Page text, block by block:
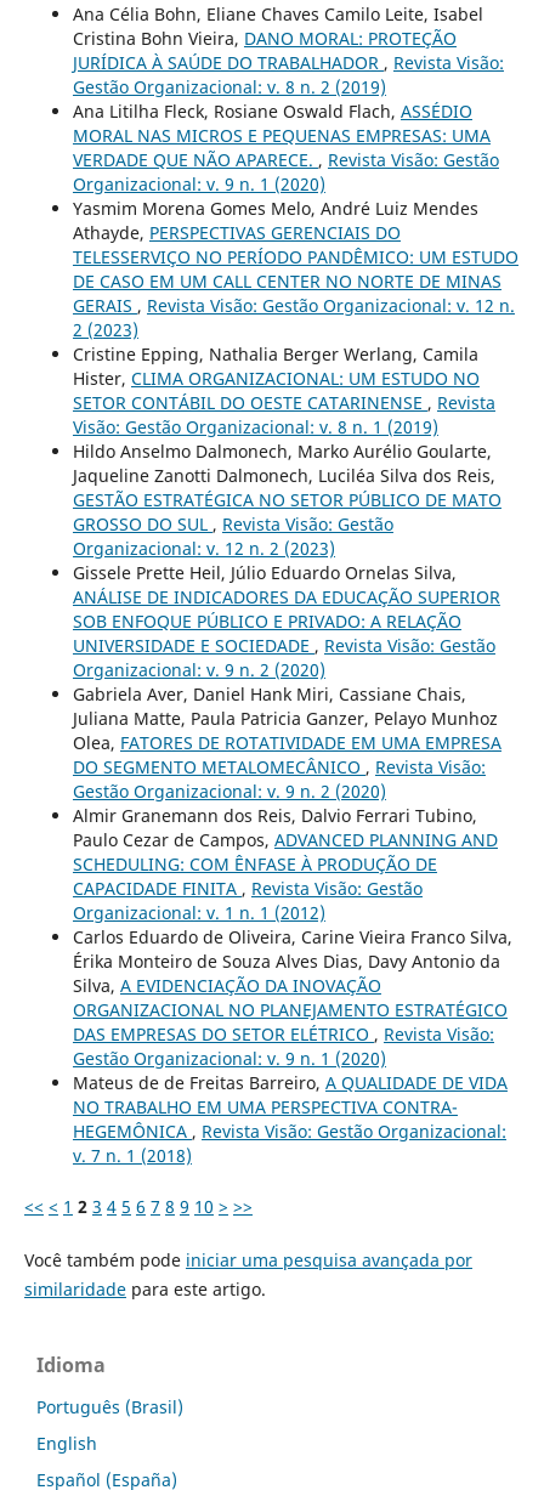
Ana Célia Bohn, Eliane Chaves Camilo Leite, Isabel
Cristina Bohn Vieira, DANO MORAL: PROTEÇÃO
JURÍDICA À SAÚDE DO TRABALHADOR , Revista Visão:
Gestão Organizacional: v. 8 n. 2 (2019)
Ana Litilha Fleck, Rosiane Oswald Flach, ASSÉDIO
MORAL NAS MICROS E PEQUENAS EMPRESAS: UMA
VERDADE QUE NÃO APARECE. , Revista Visão: Gestão
Organizacional: v. 9 n. 1 (2020)
Yasmim Morena Gomes Melo, André Luiz Mendes
Athayde, PERSPECTIVAS GERENCIAIS DO
TELESSERVIÇO NO PERÍODO PANDÊMICO: UM ESTUDO
DE CASO EM UM CALL CENTER NO NORTE DE MINAS
GERAIS , Revista Visão: Gestão Organizacional: v. 12 n.
2 (2023)
Cristine Epping, Nathalia Berger Werlang, Camila
Hister, CLIMA ORGANIZACIONAL: UM ESTUDO NO
SETOR CONTÁBIL DO OESTE CATARINENSE , Revista
Visão: Gestão Organizacional: v. 8 n. 1 (2019)
Hildo Anselmo Dalmonech, Marko Aurélio Goularte,
Jaqueline Zanotti Dalmonech, Luciléa Silva dos Reis,
GESTÃO ESTRATÉGICA NO SETOR PÚBLICO DE MATO
GROSSO DO SUL , Revista Visão: Gestão
Organizacional: v. 12 n. 2 (2023)
Gissele Prette Heil, Júlio Eduardo Ornelas Silva,
ANÁLISE DE INDICADORES DA EDUCAÇÃO SUPERIOR
SOB ENFOQUE PÚBLICO E PRIVADO: A RELAÇÃO
UNIVERSIDADE E SOCIEDADE , Revista Visão: Gestão
Organizacional: v. 9 n. 2 (2020)
Gabriela Aver, Daniel Hank Miri, Cassiane Chais,
Juliana Matte, Paula Patricia Ganzer, Pelayo Munhoz
Olea, FATORES DE ROTATIVIDADE EM UMA EMPRESA
DO SEGMENTO METALOMECÂNICO , Revista Visão:
Gestão Organizacional: v. 9 n. 2 (2020)
Almir Granemann dos Reis, Dalvio Ferrari Tubino,
Paulo Cezar de Campos, ADVANCED PLANNING AND
SCHEDULING: COM ÊNFASE À PRODUÇÃO DE
CAPACIDADE FINITA , Revista Visão: Gestão
Organizacional: v. 1 n. 1 (2012)
Carlos Eduardo de Oliveira, Carine Vieira Franco Silva,
Érika Monteiro de Souza Alves Dias, Davy Antonio da
Silva, A EVIDENCIAÇÃO DA INOVAÇÃO
ORGANIZACIONAL NO PLANEJAMENTO ESTRATÉGICO
DAS EMPRESAS DO SETOR ELÉTRICO , Revista Visão:
Gestão Organizacional: v. 9 n. 1 (2020)
Mateus de de Freitas Barreiro, A QUALIDADE DE VIDA
NO TRABALHO EM UMA PERSPECTIVA CONTRA-
HEGEMÔNICA , Revista Visão: Gestão Organizacional:
v. 7 n. 1 (2018)
<< < 1 2 3 4 5 6 7 8 9 10 > >>
Você também pode iniciar uma pesquisa avançada por
similaridadepara este artigo.
Idioma
Português (Brasil)
English
Español (España)